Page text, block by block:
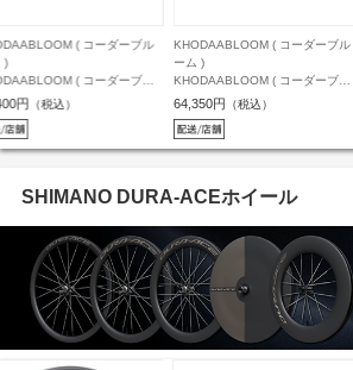
( コーダーブル
)
( コーダーブル
) クロスバイク RAIL ST ( レ
(身長目安175cm前後)
円 （税込）
FUJI ( フジ )
【オンライン直送専用】 FUJI ( フ
ジ ) クロスバイク RAIZ ( ライズ )
ペールネイビー 21 (身長目安
27%OFF 53,990円 （税込）
SHIMANO DURA-ACEホイール